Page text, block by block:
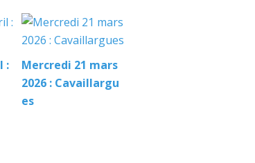
:
Mercredi 21 mars
2026 : Cavaillargu
es